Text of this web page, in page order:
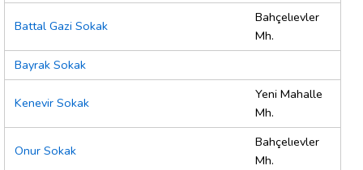
Battal Gazi Sokak
Bahçelıevler
Mh.
Bayrak Sokak
Kenevir Sokak
Yeni Mahalle
Mh.
Onur Sokak
Bahçelıevler
Mh.